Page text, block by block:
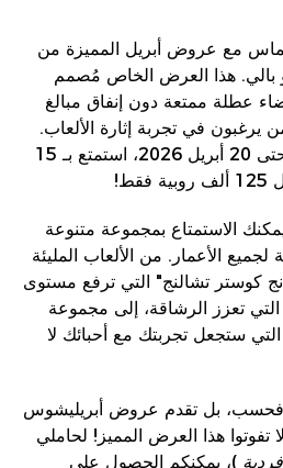
مع عروض أبريل المميزة من
بالي. هذا العرض الخاص مُصمم
عطلة ممتعة دون إنفاق مبالغ
يرغبون في تجربة إثارة الألعاب.
ابتداءً من 6 أبريل 2026 وحتى 20 أبريل 2026، استمتع بـ 15
الاستمتاع بمجموعة متنوعة
لجميع الأعمار. من الألعاب المليئة
كوستر تشالنج" التي ترفع مستوى
التي تعزز الرشاقة، إلى مجموعة
التي ستجعل تجربتك مع أحبائك لا
فحسب، بل تقدم عروض أبريليشوس
تفوتوا هذا العرض المميز! لحاملي
)، يمكنكم الحصول على